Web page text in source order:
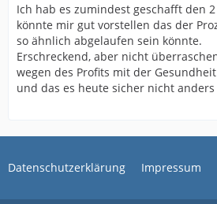
Ich hab es zumindest geschafft den
könnte mir gut vorstellen das der
so ähnlich abgelaufen sein könnte.
Erschreckend, aber nicht
wegen des Profits mit der
und das es heute sicher nicht anders
Datenschutzerklärung Impressum